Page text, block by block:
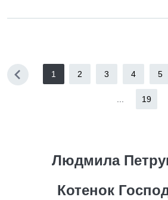
1 2 3 4 5
19
Людмила
Котенок